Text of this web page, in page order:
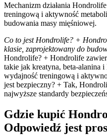
Mechanizm działania
treningową i aktywność
budowania masy mięśniowej.
Co to jest Hondrolife? +
klasie, zaprojektowany do
Hondrolife? + Hondrolife
takie jak kreatyna, beta-alanina
wydajność treningową i
jest bezpieczny? + Tak,
najwyższe standardy
Gdzie kupić
Odpowiedź jest